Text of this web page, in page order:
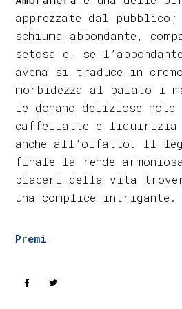
apprezzate dal
schiuma abbondante,
setosa e, se
avena si traduce in
morbidezza al palato i
le donano deliziose
caffellatte e liquirizia
anche all’olfatto. Il
finale la rende
piaceri della vita
una complice intrigante.
Premi